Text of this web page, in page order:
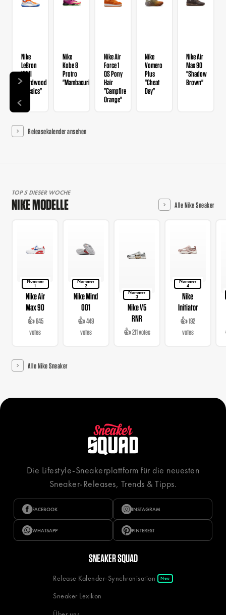
Nike
LeBron
XXIII
"Hardwood
Classics"
Nike
Kobe 8
Protro
"Mambacurial"
Nike Air
Force 1
QS Pony
Hair
"Campfire
Orange"
Nike
Vomero
Plus
"Cheat
Day"
Nike Air
Max 90
"Shadow
Brown"
Releasekalender ansehen
TOP 5 DIESER WOCHE
NIKE MODELLE Alle Nike Sneaker
Nummer
1
Nike Air
Max 90
👍 845
votes
Nummer
2
Nike Mind
001
👍 449
votes
Nummer
3
Nike V5
RNR
👍 211 votes
Nummer
4
Nike
Initiator
👍 192
votes
Alle Nike Sneaker
Die Lifestyle-Sneakerplattform für die neuesten
Sneaker-Releases, Trends & Tipps.
FACEBOOK INSTAGRAM
WHATSAPP PINTEREST
SNEAKER SQUAD
Release Kalender-Synchronisation Neu
Sneaker Lexikon